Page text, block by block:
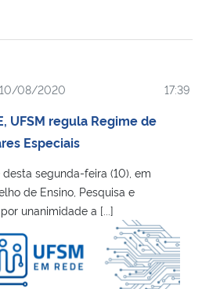
10/08/2020 17:39
UFSM regula Regime de
Especiais
segunda-feira (10), em
de Ensino, Pesquisa e
unanimidade a [...]